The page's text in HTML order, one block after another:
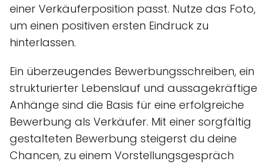
einer Verkäuferposition passt. Nutze das Foto,
um einen positiven ersten Eindruck zu
hinterlassen.
Ein überzeugendes Bewerbungsschreiben, ein
strukturierter Lebenslauf und aussagekräftige
Anhänge sind die Basis für eine erfolgreiche
Bewerbung als Verkäufer. Mit einer sorgfältig
gestalteten Bewerbung steigerst du deine
Chancen, zu einem Vorstellungsgespräch